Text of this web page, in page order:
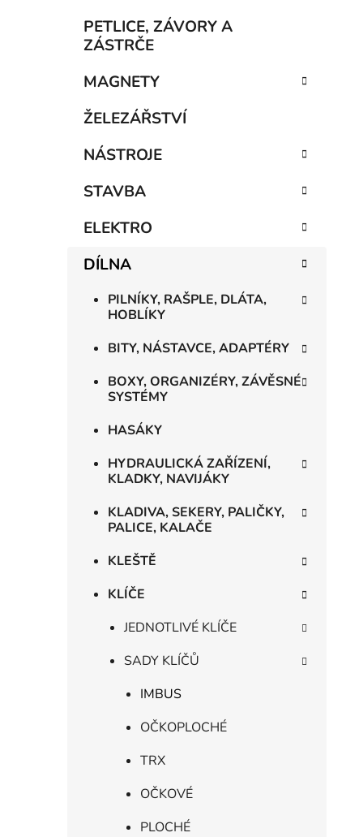
PETLICE, ZÁVORY A
ZÁSTRČE
MAGNETY
ŽELEZÁŘSTVÍ
NÁSTROJE
STAVBA
ELEKTRO
DÍLNA
PILNÍKY, RAŠPLE, DLÁTA,
HOBLÍKY
BITY, NÁSTAVCE, ADAPTÉRY
BOXY, ORGANIZÉRY, ZÁVĚSNÉ
SYSTÉMY
HASÁKY
HYDRAULICKÁ ZAŘÍZENÍ,
KLADKY, NAVIJÁKY
KLADIVA, SEKERY, PALIČKY,
PALICE, KALAČE
KLEŠTĚ
KLÍČE
JEDNOTLIVÉ KLÍČE
SADY KLÍČŮ
IMBUS
OČKOPLOCHÉ
TRX
OČKOVÉ
PLOCHÉ